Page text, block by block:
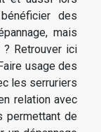
des
mais
Retrouver ici
usage des
les serruriers
relation avec
permettant de